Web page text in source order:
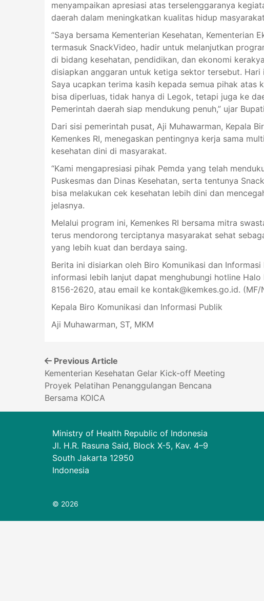
menyampaikan apresiasi atas terselenggaranya
daerah dalam meningkatkan kualitas hidup
“Saya bersama Kementerian Kesehatan, Kementerian
termasuk SnackVideo, hadir untuk melanjutkan
di bidang kesehatan, pendidikan, dan ekonomi
disiapkan anggaran untuk ketiga sektor tersebut.
Saya ucapkan terima kasih kepada semua pihak atas
bisa diperluas, tidak hanya di Legok, tetapi juga ke
Pemerintah daerah siap mendukung penuh,” ujar
Dari sisi pemerintah pusat, Aji Muhawarman, Kepala
Kemenkes RI, menegaskan pentingnya kerja sama
kesehatan dini di masyarakat.
“Kami mengapresiasi pihak Pemda yang telah
Puskesmas dan Dinas Kesehatan, serta tentunya
bisa melakukan cek kesehatan lebih dini dan
jelasnya.
Melalui program ini, Kemenkes RI bersama mitra
terus mendorong terciptanya masyarakat sehat
yang lebih kuat dan berdaya saing.
Berita ini disiarkan oleh Biro Komunikasi dan Informasi
informasi lebih lanjut dapat menghubungi hotline
8156-2620, atau email ke kontak@kemkes.go.id. (MF/
Kepala Biro Komunikasi dan Informasi Publik
Aji Muhawarman, ST, MKM
Previous Article
Kementerian Kesehatan Gelar Kick-off Meeting
Proyek Pelatihan Penanggulangan Bencana
Bersama KOICA
Ministry of Health Republic of Indonesia
Jl. H.R. Rasuna Said, Block X-5, Kav. 4–9
South Jakarta 12950
Indonesia
© 2026